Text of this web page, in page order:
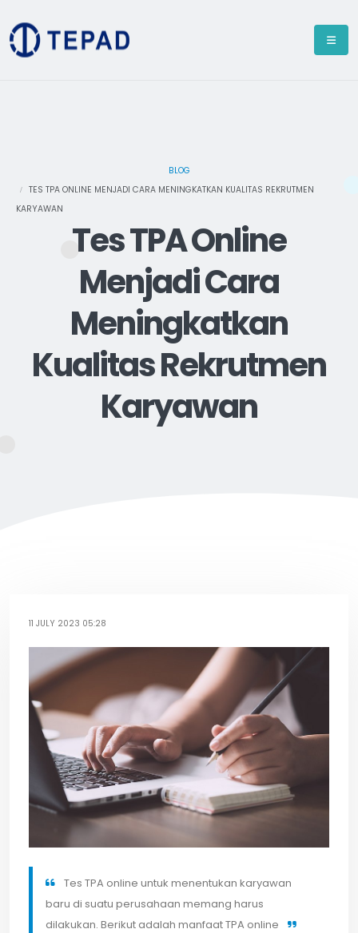
BLOG
TES TPA ONLINE MENJADI CARA MENINGKATKAN KUALITAS REKRUTMEN
KARYAWAN
Tes TPA Online
Menjadi Cara
Meningkatkan
Kualitas Rekrutmen
Karyawan
11 JULY 2023 05:28
Tes TPA online untuk menentukan karyawan
baru di suatu perusahaan memang harus
dilakukan. Berikut adalah manfaat TPA online